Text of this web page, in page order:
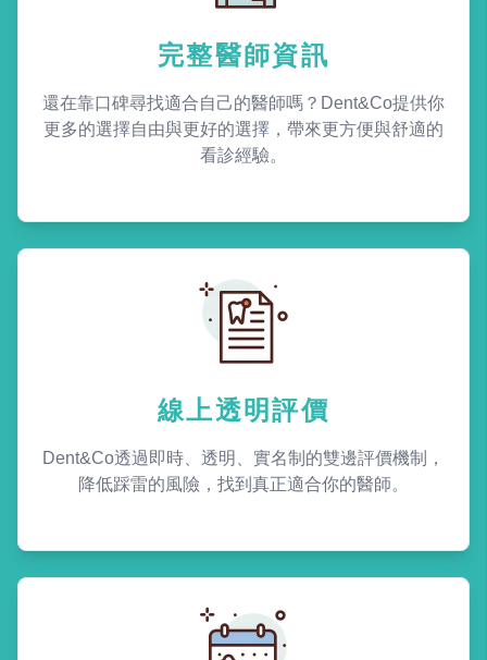
完整醫師資訊
還在靠口碑尋找適合自己的醫師嗎？Dent&Co提供你
更多的選擇自由與更好的選擇，帶來更方便與舒適的
看診經驗。
線上透明評價
Dent&Co透過即時、透明、實名制的雙邊評價機制，
降低踩雷的風險，找到真正適合你的醫師。